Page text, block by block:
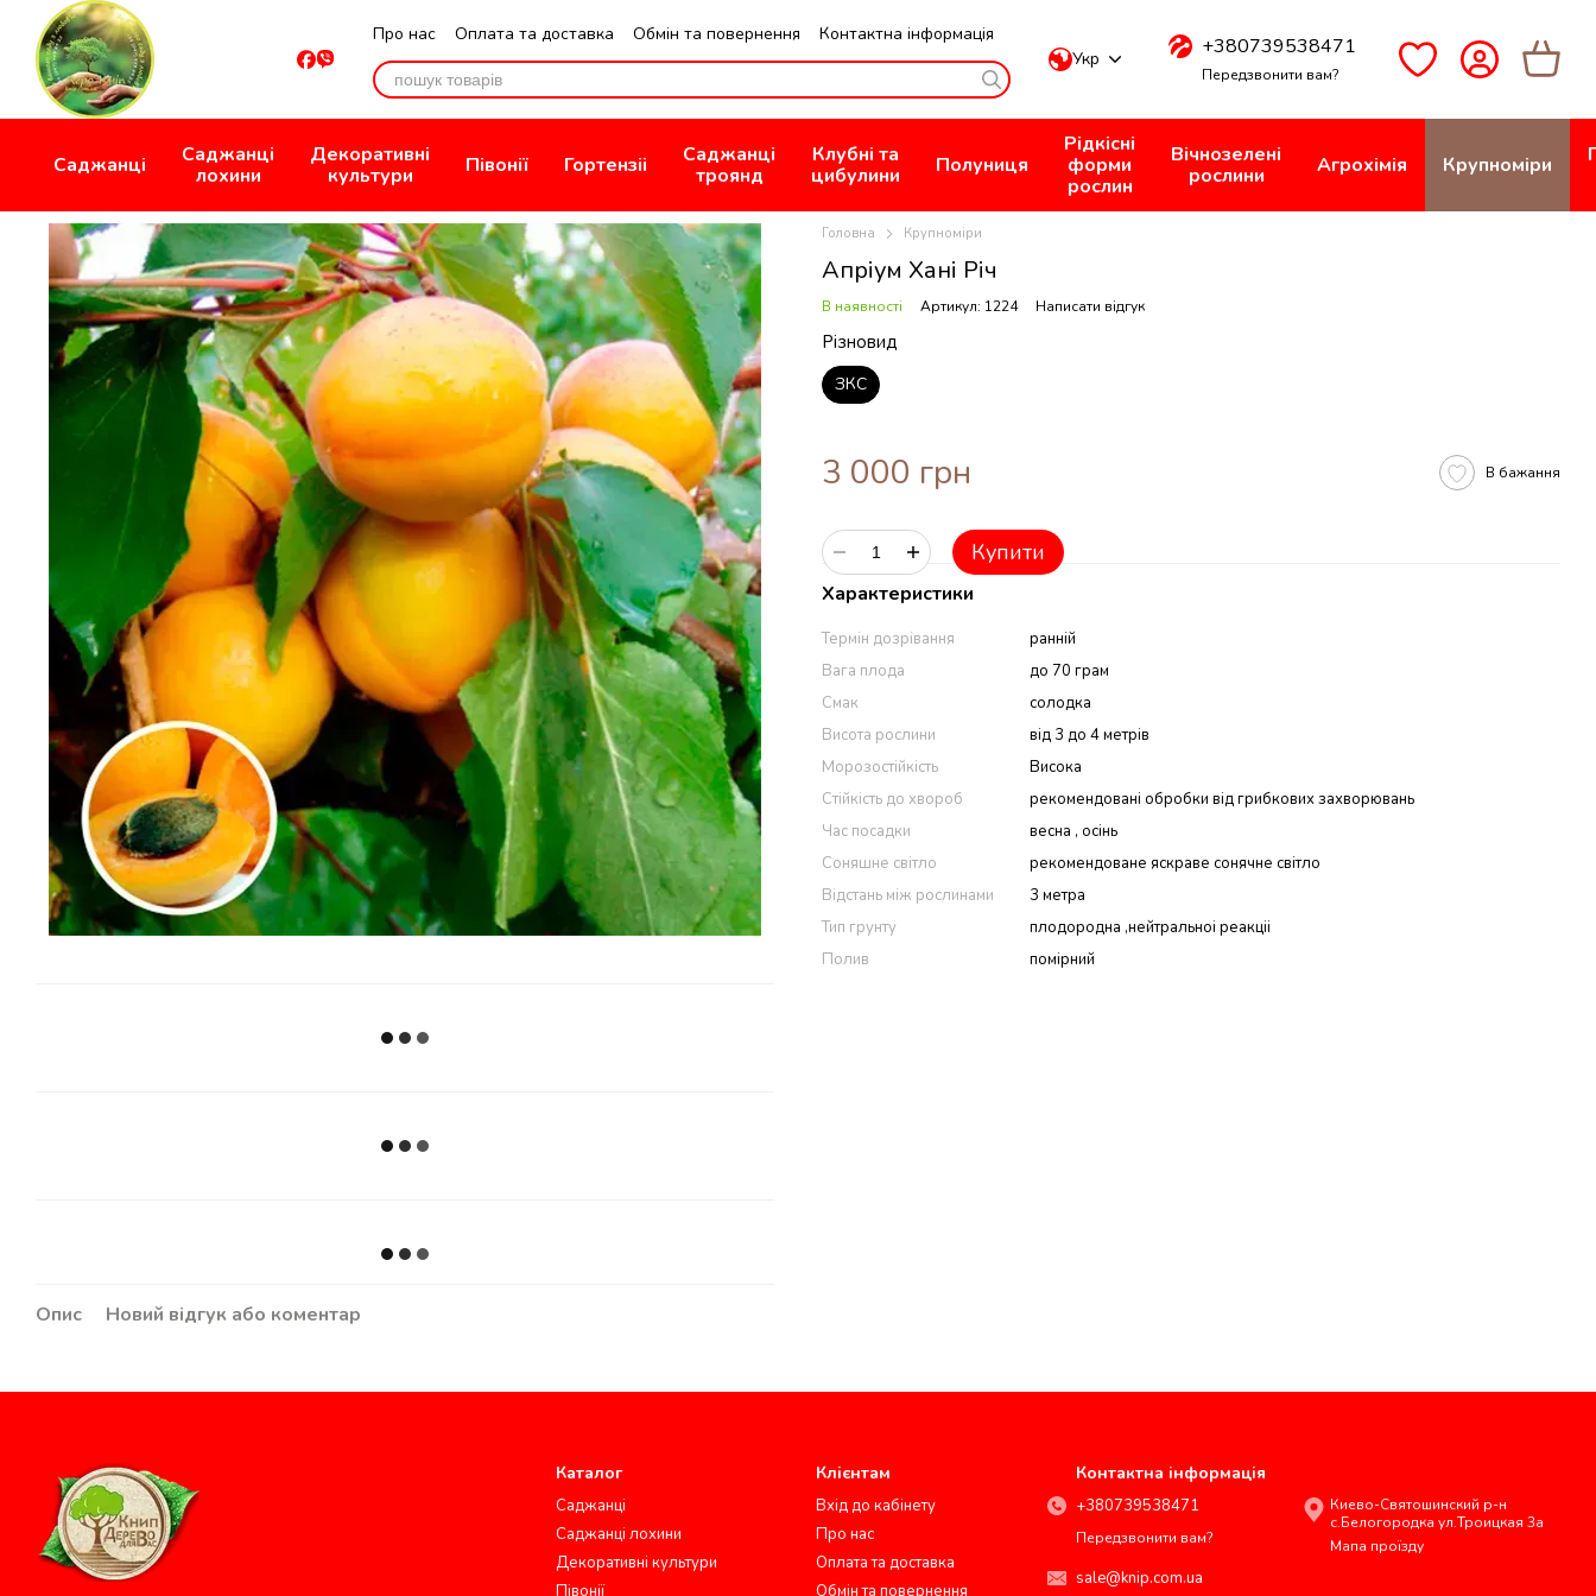
Перейти до основного контенту
Про нас Оплата та доставка Обмін та повернення
Контактна інформація
Відгуки про магазин
Публична Оферта Укр +380739538471
Передзвонити вам?
Саджанці
Саджанці
лохини
Декоративні
культури
Півонії Гортензіі
Саджанці
троянд
Клубні та
цибулини
Полуниця
Рідкісні
форми
рослин
Вічнозелені
рослини
Агрохімія Крупноміри
Опис Новий відгук або коментар
Головна Крупноміри
Апріум Хані Річ
В наявності Артикул: 1224 Написати відгук
Різновид
ЗКС
3 000 грн В бажання
Купити
Характеристики
Термін дозрівання
ранній
Вага плода
до 70 грам
Смак
солодка
Висота рослини
від 3 до 4 метрів
Морозостійкість
Висока
Стійкість до хвороб
рекомендовані обробки від грибкових захворювань
Час посадки
весна , осінь
Соняшне світло
рекомендоване яскраве сонячне світло
Відстань між рослинами
3 метра
Тип грунту
плодородна ,нейтральноі реакціі
Полив
помірний
Каталог
Саджанці
Саджанці лохини
Декоративні культури
Півонії
Клієнтам
Вхід до кабінету
Про нас
Оплата та доставка
Обмін та повернення
Контактна інформація
+380739538471
Передзвонити вам?
sale@knip.com.ua
Киево-Святошинский р-н
с.Белогородка ул.Троицкая 3а
Мапа проїзду